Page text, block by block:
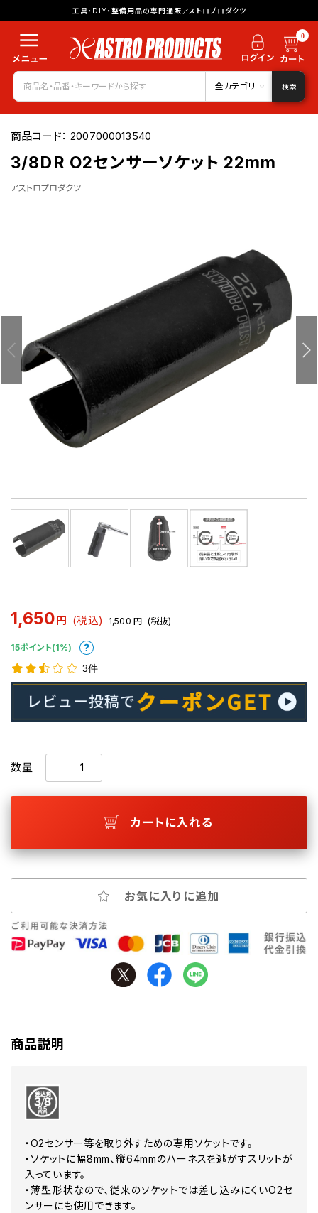
工具・DIY・整備用品の専門通販アストロプロダクツ
0
全カテゴリ 検索
商品コード：2007000013540
3/8DR O2センサーソケット 22mm
アストロプロダクツ
1,650 円 (税込) 1,500 円 (税抜)
15ポイント(1%)
3件
数量
カートに入れる
お気に入りに追加
商品説明
・O2センサー等を取り外すための専用ソケットです。
・ソケットに幅8mm、縦64mmのハーネスを逃がすスリットが
入っています。
・薄型形状なので、従来のソケットでは差し込みにくいO2セ
ンサーにも使用できます。